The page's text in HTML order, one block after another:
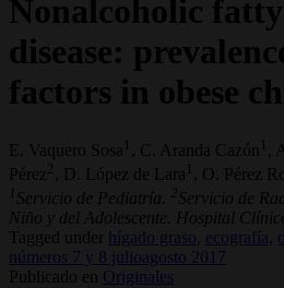
Nonalcoholic
disease:
factors in obese
E. Vaquero Sosa 1 , C. Aranda Cazón 1 ,
Pérez
, D. López de Lara 1 , O. Pérez
1 Servicio de Pediatría. 2 Servicio de
Niño y del Adolescente. Hospital
Tagged under
hígado graso, ecografía,
números 7 y 8 julioagosto 2017
Publicado en Originales